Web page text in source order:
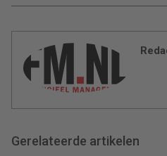
Gerelateerde artikelen